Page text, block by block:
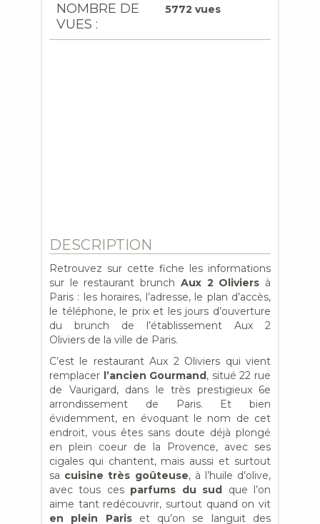
NOMBRE DE
VUES :
5772 vues
DESCRIPTION
Retrouvez sur cette fiche les informations
sur le restaurant brunch Aux 2 Oliviers à
Paris : les horaires, l’adresse, le plan d’accès,
le téléphone, le prix et les jours d’ouverture
du brunch de l’établissement Aux 2
Oliviers de la ville de Paris.
C’est le restaurant Aux 2 Oliviers qui vient
remplacer l’ancien Gourmand, situé 22 rue
de Vaurigard, dans le très prestigieux 6e
arrondissement de Paris. Et bien
évidemment, en évoquant le nom de cet
endroit, vous êtes sans doute déjà plongé
en plein coeur de la Provence, avec ses
cigales qui chantent, mais aussi et surtout
sa cuisine très goûteuse, à l’huile d’olive,
avec tous ces parfums du sud que l’on
aime tant redécouvrir, surtout quand on vit
en plein Pariset qu’on se languit des